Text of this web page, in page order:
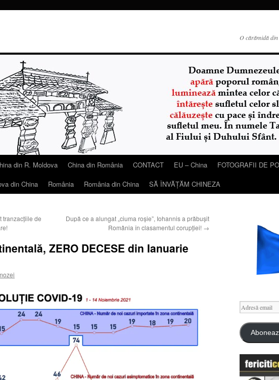
O cărămidă
din R. Moldova China din România CONTACT EU – China
FOTOGRAFII DE
din China România România din China SĂ ÎNVĂŢĂM CHINEZA
tranzacțiile de
După ce a alungat „ciuma roșie”, Iohannis a prăbușit
România în clasamentul corupției! →
ZERO DECESE din Ianuarie
Adresă
email